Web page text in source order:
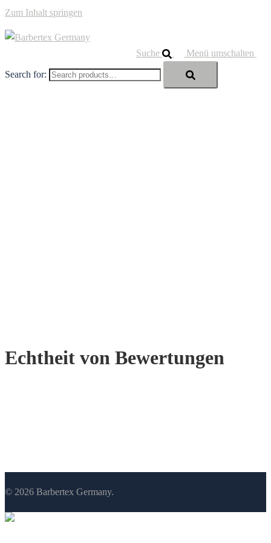
Zum Inhalt springen
Suche Menü umschalten
Search for:
Echtheit von Bewertungen
© 2026 Barbertex Germany.